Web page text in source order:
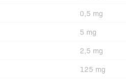
0,5 mg
5 mg
2,5 mg
125 mg